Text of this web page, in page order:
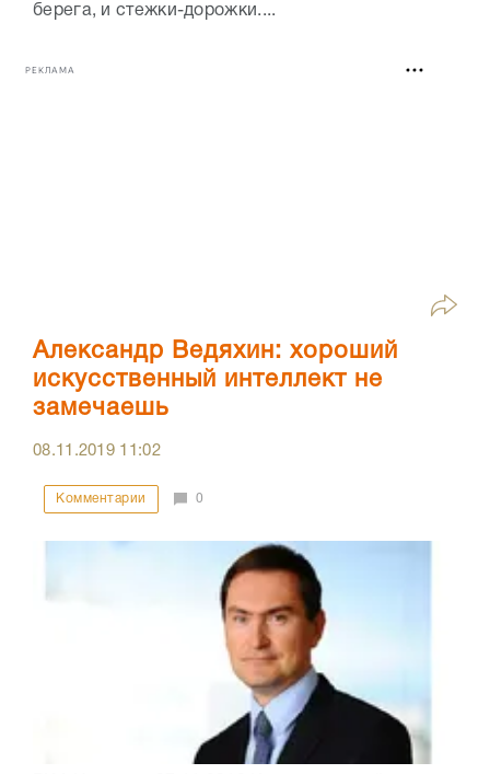
берега, и стежки-дорожки....
РЕКЛАМА
Александр Ведяхин: хороший
искусственный интеллект не
замечаешь
08.11.2019 11:02
Комментарии 0